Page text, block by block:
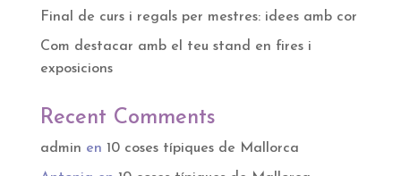
Final de curs i regals per mestres: idees amb cor
Com destacar amb el teu stand en fires i
exposicions
Recent Comments
admin en 10 coses típiques de Mallorca